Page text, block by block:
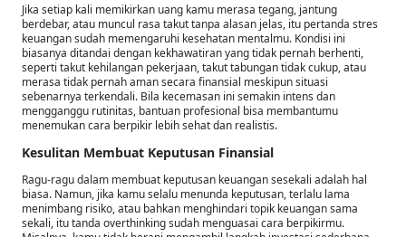
Jika setiap kali memikirkan uang kamu merasa tegang, jantung
berdebar, atau muncul rasa takut tanpa alasan jelas, itu pertanda stres
keuangan sudah memengaruhi kesehatan mentalmu. Kondisi ini
biasanya ditandai dengan kekhawatiran yang tidak pernah berhenti,
seperti takut kehilangan pekerjaan, takut tabungan tidak cukup, atau
merasa tidak pernah aman secara finansial meskipun situasi
sebenarnya terkendali. Bila kecemasan ini semakin intens dan
mengganggu rutinitas, bantuan profesional bisa membantumu
menemukan cara berpikir lebih sehat dan realistis.
Kesulitan Membuat Keputusan Finansial
Ragu-ragu dalam membuat keputusan keuangan sesekali adalah hal
biasa. Namun, jika kamu selalu menunda keputusan, terlalu lama
menimbang risiko, atau bahkan menghindari topik keuangan sama
sekali, itu tanda overthinking sudah menguasai cara berpikirmu.